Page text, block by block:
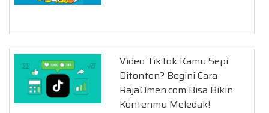
Video TikTok Kamu Sepi
Ditonton? Begini Cara
RajaOmen.com Bisa Bikin
Kontenmu Meledak!